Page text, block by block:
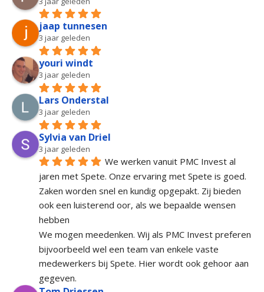
jaap tunnesen
3 jaar geleden
youri windt
3 jaar geleden
Lars Onderstal
3 jaar geleden
Sylvia van Driel
3 jaar geleden
We werken vanuit PMC Invest al
jaren met Spete. Onze ervaring met Spete is goed.
Zaken worden snel en kundig opgepakt. Zij bieden
ook een luisterend oor, als we bepaalde wensen
hebben
We mogen meedenken. Wij als PMC Invest preferen
bijvoorbeeld wel een team van enkele vaste
medewerkers bij Spete. Hier wordt ook gehoor aan
gegeven.